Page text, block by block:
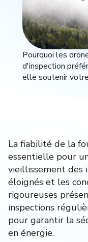
Pourquoi les
d'inspection
elle soutenir
La fiabilité de la
essentielle pour
vieillissement des
éloignés et les
rigoureuses
inspections
pour garantir la
en énergie.